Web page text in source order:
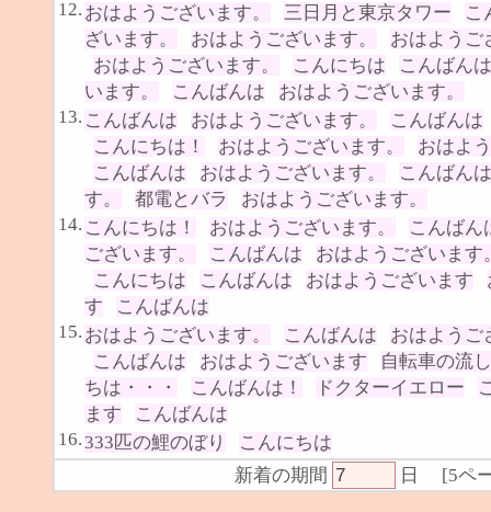
12. おはようございます。 三日月と東京タワー
こ
ざいます。
おはようございます。
おはようご
おはようございます。
こんにちは
こんばんは
います。
こんばんは
おはようございます。
13. こんばんは おはようございます。
こんばんは
こんにちは！
おはようございます。
おはよ
こんばんは
おはようございます。
こんばんは
す。
都電とバラ
おはようございます。
14. こんにちは！ おはようございます。
こんばん
ございます。
こんばんは
おはようございます
こんにちは
こんばんは おはようございます
す
こんばんは
15. おはようございます。 こんばんは
おはようご
こんばんは
おはようございます
自転車の流
ちは・・・
こんばんは！ ドクターイエロー
ます
こんばんは
16.333匹の鯉のぼり
こんにちは
新着の期間
日 [5ペ